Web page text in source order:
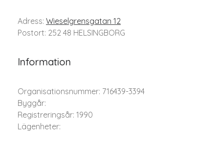
Adress: Wieselgrensgatan 12
Postort: 252 48 HELSINGBORG
Information
Organisationsnummer: 716439-3394
Byggår:
Registreringsår: 1990
Lägenheter: